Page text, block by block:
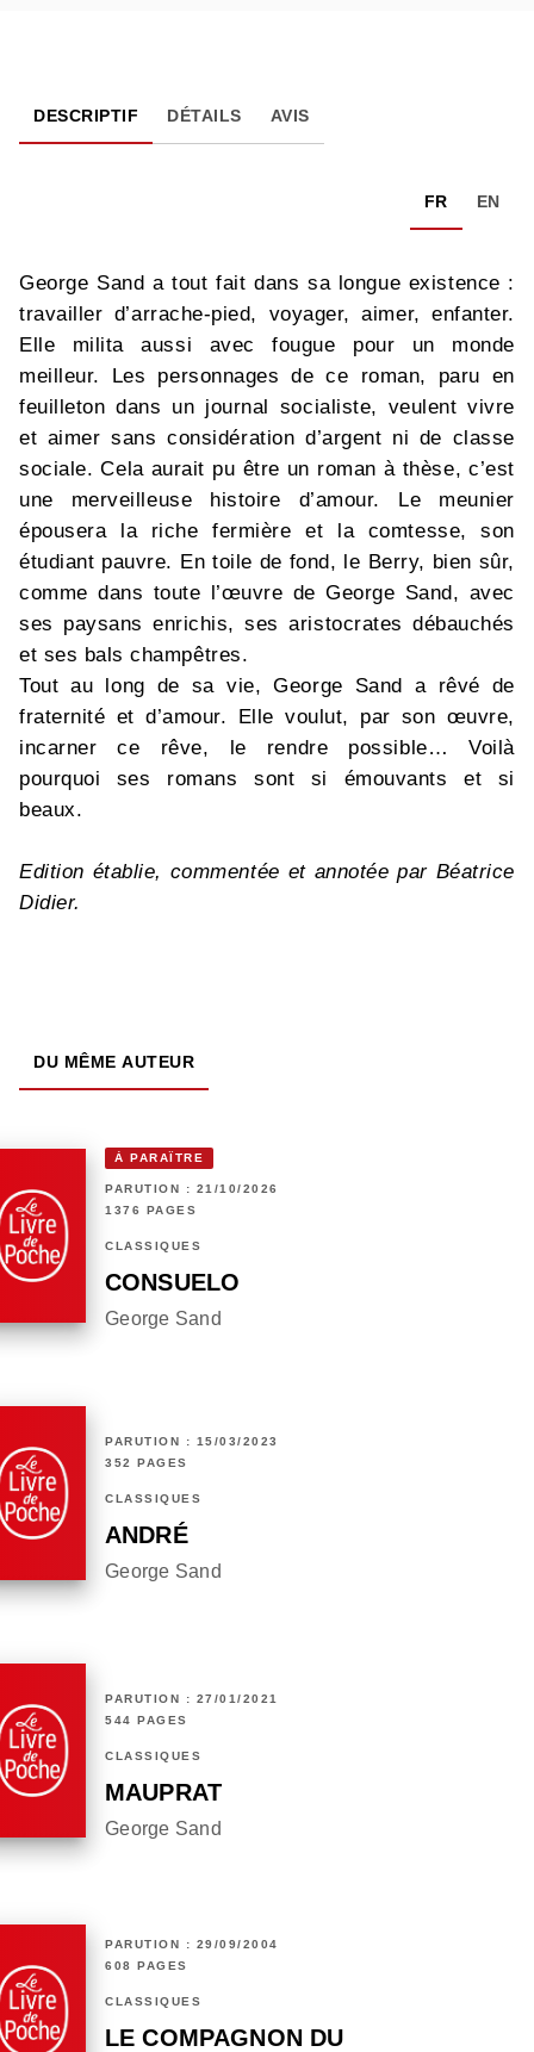
DESCRIPTIF DÉTAILS AVIS
FR EN
George Sand a tout fait dans sa longue existence :
travailler d’arrache-pied, voyager, aimer, enfanter.
Elle milita aussi avec fougue pour un monde
meilleur. Les personnages de ce roman, paru en
feuilleton dans un journal socialiste, veulent vivre
et aimer sans considération d’argent ni de classe
sociale. Cela aurait pu être un roman à thèse, c’est
une merveilleuse histoire d’amour. Le meunier
épousera la riche fermière et la comtesse, son
étudiant pauvre. En toile de fond, le Berry, bien sûr,
comme dans toute l’œuvre de George Sand, avec
ses paysans enrichis, ses aristocrates débauchés
et ses bals champêtres.
Tout au long de sa vie, George Sand a rêvé de
fraternité et d’amour. Elle voulut, par son œuvre,
incarner ce rêve, le rendre possible… Voilà
pourquoi ses romans sont si émouvants et si
beaux.
Edition établie, commentée et annotée par Béatrice
Didier.
DU MÊME AUTEUR
À PARAÎTRE
PARUTION : 21/10/2026
1376 PAGES
CLASSIQUES
CONSUELO
George Sand
PARUTION : 15/03/2023
352 PAGES
CLASSIQUES
ANDRÉ
George Sand
PARUTION : 27/01/2021
544 PAGES
CLASSIQUES
MAUPRAT
George Sand
PARUTION : 29/09/2004
608 PAGES
CLASSIQUES
LE COMPAGNON DU